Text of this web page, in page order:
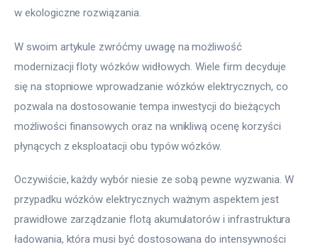
w ekologiczne rozwiązania.
W swoim artykule zwróćmy uwagę na możliwość
modernizacji floty wózków widłowych. Wiele firm decyduje
się na stopniowe wprowadzanie wózków elektrycznych, co
pozwala na dostosowanie tempa inwestycji do bieżących
możliwości finansowych oraz na wnikliwą ocenę korzyści
płynących z eksploatacji obu typów wózków.
Oczywiście, każdy wybór niesie ze sobą pewne wyzwania. W
przypadku wózków elektrycznych ważnym aspektem jest
prawidłowe zarządzanie flotą akumulatorów i infrastruktura
ładowania, która musi być dostosowana do intensywności